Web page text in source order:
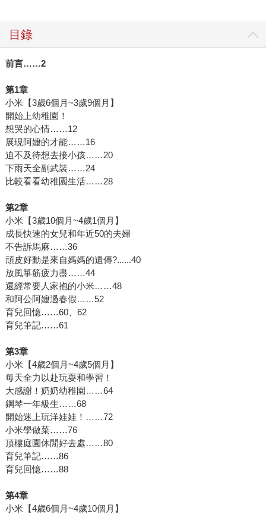
目錄
前言……2
第1章
小米【3歲6個月~3歲9個月】
開始上幼稚園！
想哭的心情……12
展現阿嬤的才能……16
迫不及待想去接小孩……20
下雨天全副武裝……24
比較看看幼稚園生活……28
第2章
小米【3歲10個月~4歲1個月】
成長快速的女兒和年近50的夫婦
不告訴馬麻……36
頑皮好動是來自媽媽的遺傳?......40
放風箏筋疲力盡……44
還經常要人家抱的小米……48
和阿公阿嬤過春假……52
育兒回憶……60、62
育兒筆記……61
第3章
小米【4歲2個月~4歲5個月】
每天全力以赴玩耍和學習！
大感謝！奶奶幼稚園……64
鋼琴一年級生……68
開始迷上玩洋娃娃！……72
小米學做菜……76
頂樓庭園休閒好去處……80
育兒筆記……86
育兒回憶……88
第4章
小米【4歲6個月~4歲10個月】